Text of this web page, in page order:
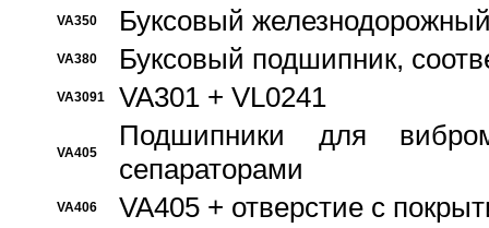
VA350 Буксовый
VA380 Буксовый подшипник,
VA3091 VA301 + VL0241
VA405
Подшипники для
сепараторами
VA406 VA405 + отверстие с